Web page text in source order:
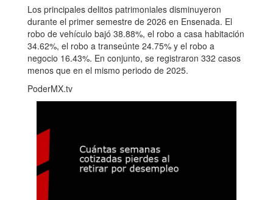
Los principales delitos patrimoniales disminuyeron
durante el primer semestre de 2026 en Ensenada. El
robo de vehículo bajó 38.88%, el robo a casa habitación
34.62%, el robo a transeúnte 24.75% y el robo a
negocio 16.43%. En conjunto, se registraron 332 casos
menos que en el mismo periodo de 2025.
PoderMX.tv